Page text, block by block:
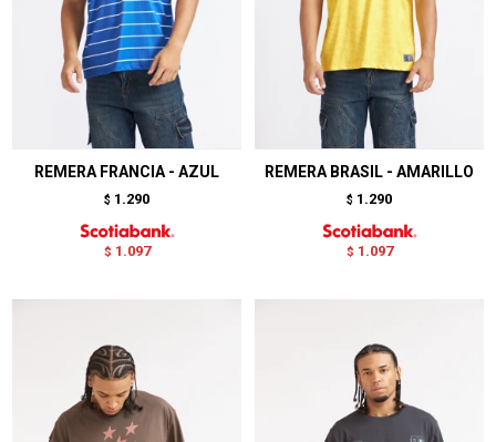
REMERA FRANCIA - AZUL
$ 1.290
$ 1.097
REMERA BRASIL - AMARILLO
$ 1.290
$ 1.097